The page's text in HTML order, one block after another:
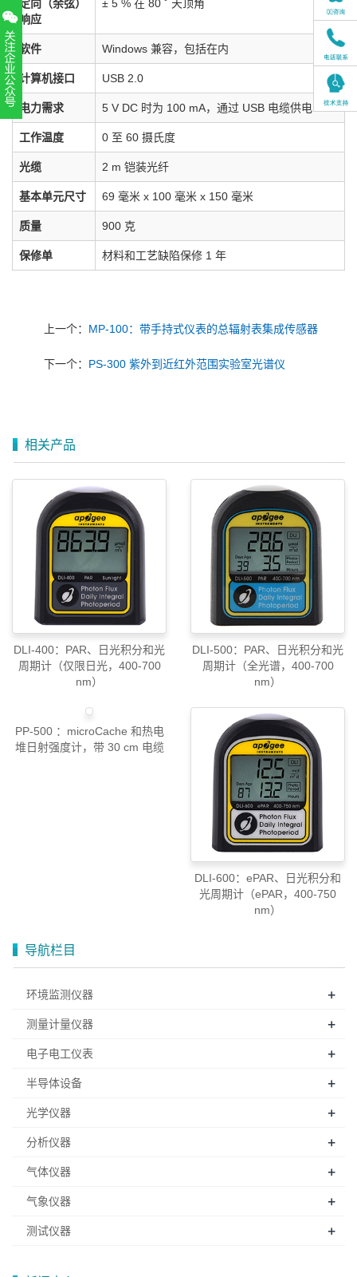
定向（余弦）
响应
± 5 % 在 80 ˚ 天顶角
软件 Windows 兼容，包括在内
计算机接口 USB 2.0
电力需求 5 V DC 时为 100 mA，通过 USB 电缆供电
工作温度 0 至 60 摄氏度
光缆 2 m 铠装光纤
基本单元尺寸 69 毫米 x 100 毫米 x 150 毫米
质量 900 克
保修单 材料和工艺缺陷保修 1 年
上一个： MP-100：带手持式仪表的总辐射表集成传感器
下一个： PS-300 紫外到近红外范围实验室光谱仪
相关产品
DLI-400：PAR、日光积分和光
周期计（仅限日光，400-700
nm）
DLI-500：PAR、日光积分和光
周期计（全光谱，400-700
nm）
PP-500 ：microCache 和热电
堆日射强度计，带 30 cm 电缆
DLI-600：ePAR、日光积分和
光周期计（ePAR，400-750
nm）
导航栏目
环境监测仪器 +
测量计量仪器 +
电子电工仪表 +
半导体设备 +
光学仪器 +
分析仪器 +
气体仪器 +
气象仪器 +
测试仪器 +
扫一扫，关注官方账号
010-52867771